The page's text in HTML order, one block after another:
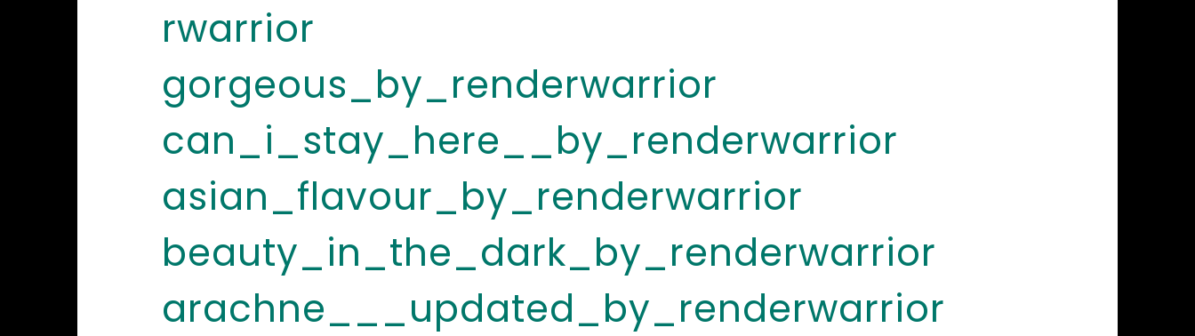
rwarrior
gorgeous_by_renderwarrior
can_i_stay_here__by_renderwarrior
asian_flavour_by_renderwarrior
beauty_in_the_dark_by_renderwarrior
arachne___updated_by_renderwarrior